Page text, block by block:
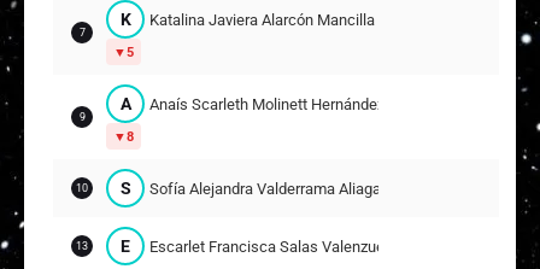
9
B
7
K Katalina Javiera Alarcón Mancilla
5
9
A Anaís Scarleth Molinett Hernández
8
10 S Sofía Alejandra Valderrama Aliaga
13 E Escarlet Francisca Salas Valenzuela